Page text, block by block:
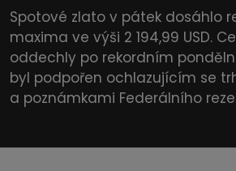
Spotové zlato v pátek dosáhlo
maxima ve výši 2 194,99 USD.
oddechly po rekordním
byl podpořen ochlazujícím se
a poznámkami Federálního